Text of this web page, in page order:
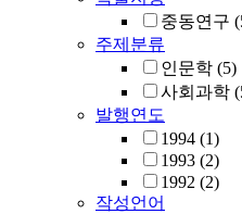
중동연구
주제분류
인문학 (5)
사회과학
발행연도
1994 (1)
1993 (2)
1992 (2)
작성언어